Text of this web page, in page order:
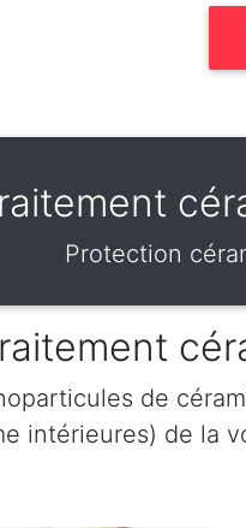
Protection
de
intérieures) de la